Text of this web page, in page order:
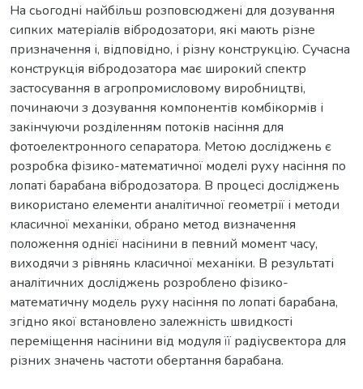
На сьогодні найбільш розповсюджені для дозування
сипких матеріалів вібродозатори, які мають різне
призначення і, відповідно, і різну конструкцію. Сучасна
конструкція вібродозатора має широкий спектр
застосування в агропромисловому виробництві,
починаючи з дозування компонентів комбікормів і
закінчуючи розділенням потоків насіння для
фотоелектронного сепаратора. Метою досліджень є
розробка фізико-математичної моделі руху насіння по
лопаті барабана вібродозатора. В процесі досліджень
використано елементи аналітичної геометрії і методи
класичної механіки, обрано метод визначення
положення однієї насінини в певний момент часу,
виходячи з рівнянь класичної механіки. В результаті
аналітичних досліджень розроблено фізико-
математичну модель руху насіння по лопаті барабана,
згідно якої встановлено залежність швидкості
переміщення насінини від модуля її радіусвектора для
різних значень частоти обертання барабана.